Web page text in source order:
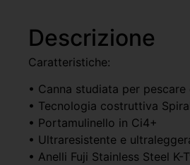
Descrizione
Caratteristiche:
• Canna studiata per
• Tecnologia costruttiva
• Portamulinello in Ci4+
• Ultraresistente e
• Anelli Fuji Stainless Steel